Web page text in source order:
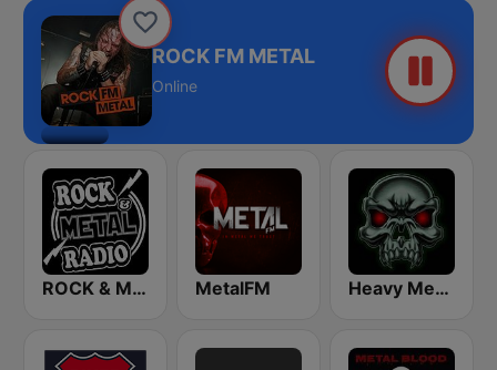
ROCK FM METAL
Online
ROCK & METAL MetalFM Heavy Metal Radio